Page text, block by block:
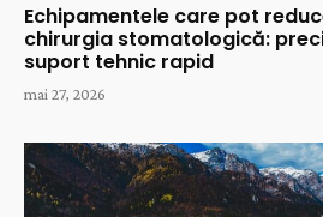
Echipamentele care pot
chirurgia stomatologică:
suport tehnic rapid
mai 27, 2026